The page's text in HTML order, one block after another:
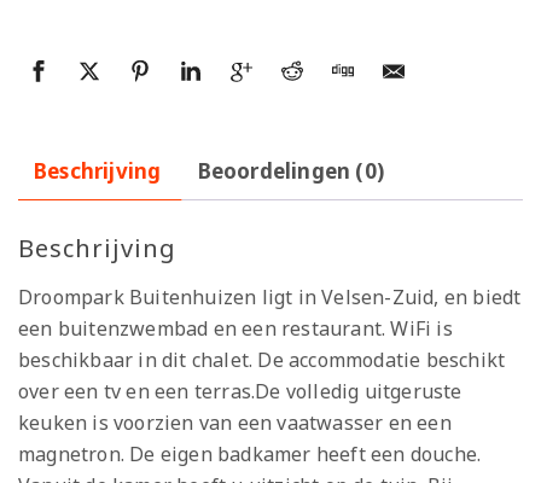
Beschrijving Beoordelingen (0)
Beschrijving
Droompark Buitenhuizen ligt in Velsen-Zuid, en biedt
een buitenzwembad en een restaurant. WiFi is
beschikbaar in dit chalet. De accommodatie beschikt
over een tv en een terras.De volledig uitgeruste
keuken is voorzien van een vaatwasser en een
magnetron. De eigen badkamer heeft een douche.